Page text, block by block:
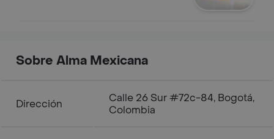
Sobre Alma Mexicana
Dirección
Calle 26 Sur #72c-84, Bogotá,
Colombia